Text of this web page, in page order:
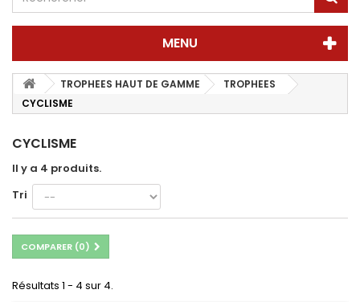
MENU
TROPHEES HAUT DE GAMME
TROPHEES
CYCLISME
CYCLISME
Il y a 4 produits.
Tri
COMPARER (0)
Résultats 1 - 4 sur 4.